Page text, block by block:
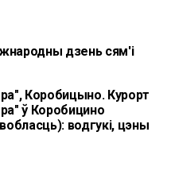
дзень сям'і
Коробицыно. Курорт
ў Коробицино
водгукі, цэны